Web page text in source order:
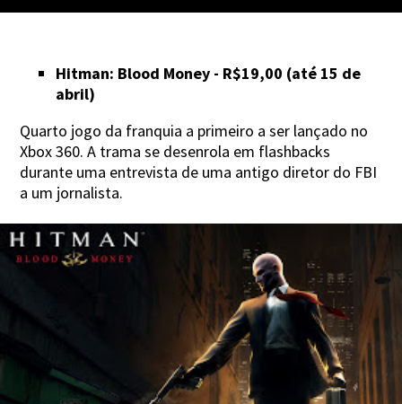
Hitman: Blood Money - R$19,00 (até 15 de
abril)
Quarto jogo da franquia a primeiro a ser lançado no
Xbox 360. A trama se desenrola em flashbacks
durante uma entrevista de uma antigo diretor do FBI
a um jornalista.